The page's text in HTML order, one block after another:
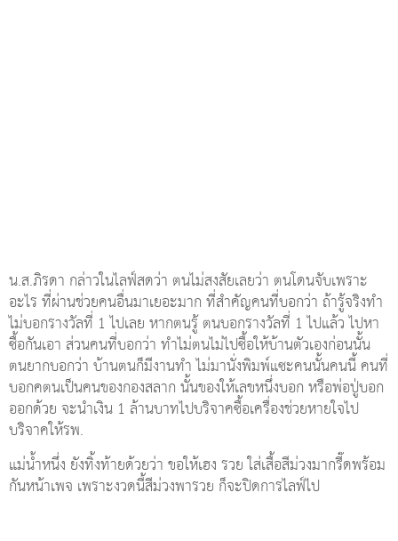
น.ส.ภิรดา กล่าวในไลฟ์สดว่า ตนไม่สงสัยเลยว่า ตนโดนจับเพราะ
อะไร ที่ผ่านช่วยคนอื่นมาเยอะมาก ที่สำคัญคนที่บอกว่า ถ้ารู้จริงทำ
ไม่บอกรางวัลที่ 1 ไปเลย หากตนรู้ ตนบอกรางวัลที่ 1 ไปแล้ว ไปหา
ซื้อกันเอา ส่วนคนที่บอกว่า ทำไม่ตนไม่ไปซื้อให้บ้านตัวเองก่อนนั้น
ตนยากบอกว่า บ้านตนก็มีงานทำ ไม่มานั่งพิมพ์แซะคนนั้นคนนี้ คนที่
บอกคตนเป็นคนของกองสลาก นั้นของให้เลขหนึ่งบอก หรือพ่อปู่บอก
ออกด้วย จะนำเงิน 1 ล้านบาทไปบริจาคซื้อเครื่องช่วยหายใจไป
บริจาคให้รพ.
แม่น้ำหนึ่ง ยังทิ้งท้ายด้วยว่า ขอให้เฮง รวย ใส่เสื้อสีม่วงมากรี๊ดพร้อม
กันหน้าเพจ เพราะงวดนี้สีม่วงพารวย ก็จะปิดการไลฟ์ไป